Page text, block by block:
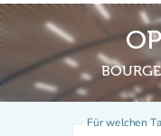
Für welchen